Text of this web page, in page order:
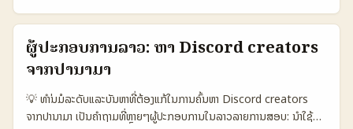
Instagram ໃນແງ່ຂອງການສົນທະນາຕໍ່ເຂົ້າ. WhatsApp ດີສຳລັບການຕິດຕໍ່
ໂຕຕໍ່ສ່ວນບຸກຄົນ ແຕ່ບໍ່ສໍາລັບການສ້າງຊຸມຊຸນສະເລີຍ. ...
posts) 🛠️ Outreach tools Rich: webhooks, bots API & bots
Pages & inbox ຕາຕະລາງແສດງເຮັດໃຫ້ເຫັນວ່າ Discord ເປັນສະພາບທີ່
ເໝາະທີ່ສຸດສໍາລັບ gameplay challenges ເນື່ອງຈາກການສະແດງຜົນການສື່
ສານແບບຕອນເວລາຈິງ, ແຕ່ Telegram ແລະ Facebook Groups ມີຈຸດ
ເປັນປະໂຫຍດສໍາລັບການຂະຫຍາຍຂ້າມເຂດແລະການເຕືອນຂ່າວສານ. ...
ແຕກຕ່າງ. ເປັນປະໂຫຍດສໍາລັບຜູ້ປະກອບການຈາກລາວທີ່ຕ້ອງການເປີດເຕີມການ
ຂາຍໃນເຕັກຕໍ່ຕັ້ງ: ບົດນີ້ຈະສະເຫຼີມ 1) ວິທີຄົ້ນຫາ creators ຈາກ
Cambodia ຢູ່ Discord, 2) ການປະຕິບັດ outreach ແບບຈິງ, 3) ການ
ອອກແບບ creator-led sales pushes ທີ່ເຫັນຜົນແລະ 4) ແນວຄວາມ
ສົນໃຈອະນາຄົດ. ຂໍ້ຍ່ອຍ: ພາບຕົວຢ່າງຂອງ Indie Asylum ທີ່ເຮັດ server
Discord ສຳລັບອຸດສາຫະກໍາເກມຢູ່ Montreal ສະແດງວ່າ Discord ສາມາດ
ຮ່ວມກັນແລະກະຕຸ້ນການຄົ້ນຫາ (Indie Asylum / Christopher
ຜູ້ປະກອບການລາວ: ຫາ Discord creators
ຈາກປານາມາ
💡 ທຳ່ນມໍລະດັບແລະບັນຫາທີ່ຕ້ອງແກ້ໃນການຄົ້ນຫາ Discord creators
ຈາກປານາມາ ເປັນຄຳຖາມທີ່ຫຼາຍໆຜູ້ປະກອບການໃນລາວລາຍການສອບ: ນຳໃຊ້